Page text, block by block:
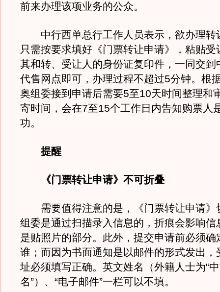
前来办理该项业务的公众。
中行西单总行工作人员表示，欲办理转
只需按要求填好《门票转让申请》，粘贴受
其和转、受让人的身份证复印件，一同交到
代售网点即可，办理过程不超过5分钟。根
奥组委接到申请后需要5至10天时间整理和
寄时间，会在7至15个工作日内告知购票人
功。
提醒
《门票转让申请》不可折叠
需要值得注意的是，《门票转让申请》
组委是通过扫描录入信息的，折痕会影响信
是贴照片的部分。此外，提交申请前必须确
谁；而因为书面通知是以邮件的形式发出，
址必须填写正确。英文姓名（外籍人士为“
名”）、“电子邮件”一栏可以不填。